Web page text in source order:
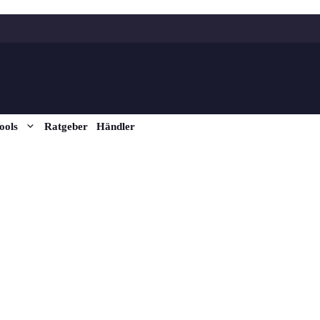
Ratgeber Händler